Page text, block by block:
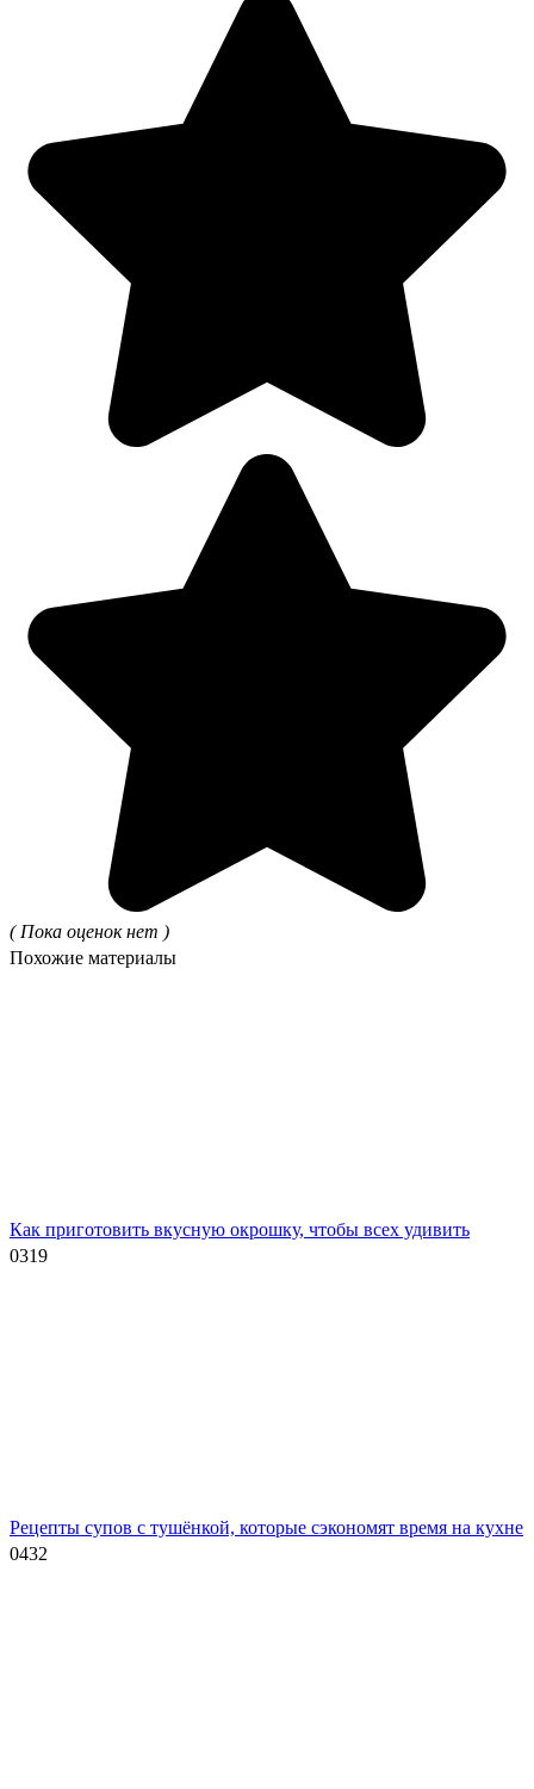
( Пока оценок нет )
Похожие материалы
Как приготовить вкусную окрошку, чтобы всех удивить
0319
Рецепты супов с тушёнкой, которые сэкономят время на кухне
0432